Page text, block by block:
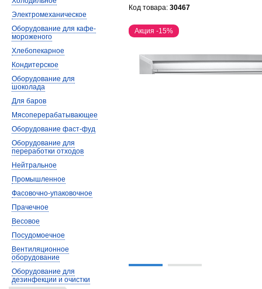
Код товара: 30467
Акция -15%
Электромеханическое
Оборудование для кафе-
мороженого
Хлебопекарное
Кондитерское
Оборудование для
шоколада
Для баров
Мясоперерабатывающее
Оборудование фаст-фуд
Оборудование для
переработки отходов
Нейтральное
Промышленное
Фасовочно-упаковочное
Прачечное
Весовое
Посудомоечное
Вентиляционное
оборудование
Оборудование для
дезинфекции и очистки